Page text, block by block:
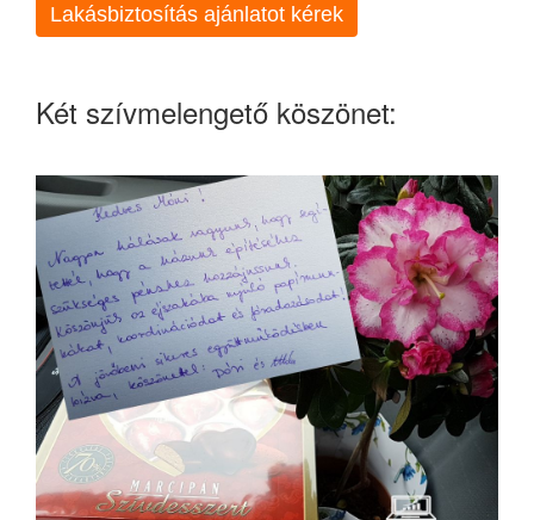
Lakásbiztosítás ajánlatot kérek
Két szívmelengető köszönet: